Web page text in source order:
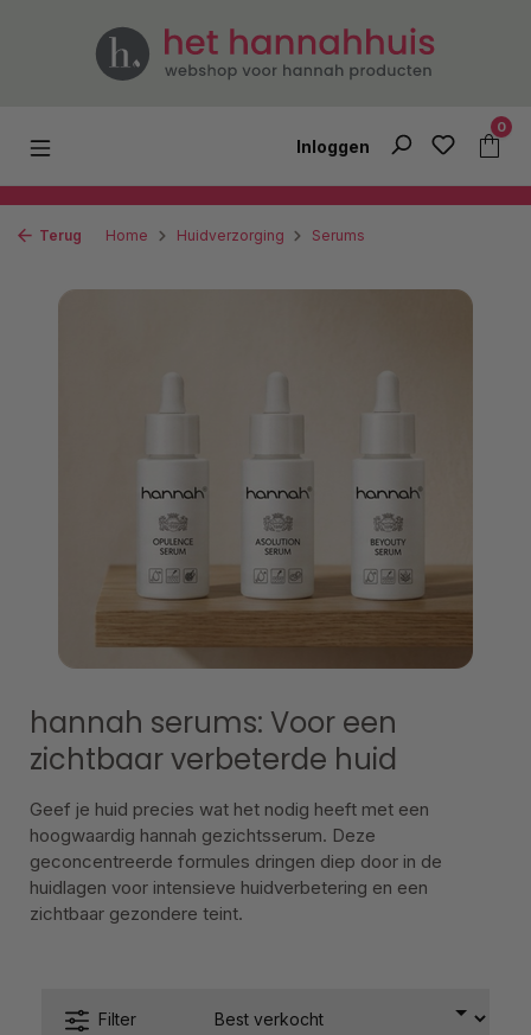
Ga naar de hoofdinhoud
Inloggen
0
Terug Home Huidverzorging Serums
hannah serums: Voor een
zichtbaar verbeterde huid
Geef je huid precies wat het nodig heeft met een
hoogwaardig hannah gezichtsserum. Deze
geconcentreerde formules dringen diep door in de
huidlagen voor intensieve huidverbetering en een
zichtbaar gezondere teint.
Filter